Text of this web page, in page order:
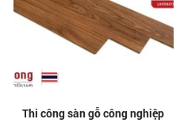
Thi công sàn gỗ công nghiệp